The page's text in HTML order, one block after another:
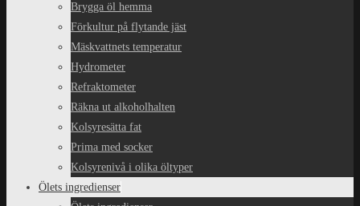
Brygga öl hemma
Förkultur på flytande jäst
Mäskvattnets temperatur
Hydrometer
Refraktometer
Räkna ut alkoholhalten
Kolsyresätta fat
Prima med socker
Kolsyrenivå i olika öltyper
Ölets ingredienser